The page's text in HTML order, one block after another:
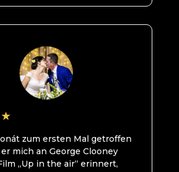
zum ersten Mal getroffen
mich an George Clooney
„Up in the air“ erinnert,